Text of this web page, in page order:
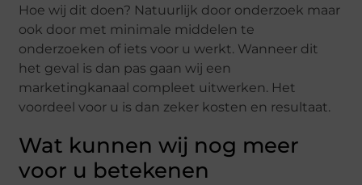
Hoe wij dit doen? Natuurlijk door onderzoek maar
ook door met minimale middelen te
onderzoeken of iets voor u werkt. Wanneer dit
het geval is dan pas gaan wij een
marketingkanaal compleet uitwerken. Het
voordeel voor u is dan zeker kosten en resultaat.
Wat kunnen wij nog meer
voor u betekenen